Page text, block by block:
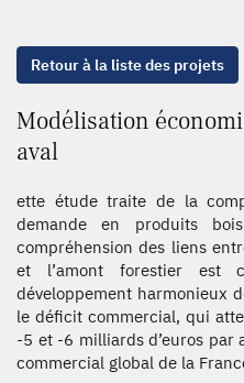
Retour à la liste des projets
Modélisation
aval
ette étude traite de la
demande en produits
compréhension des liens
et l’amont forestier est
développement harmonieux
le déficit commercial, qui
-5 et -6 milliards d’euros
commercial global de la